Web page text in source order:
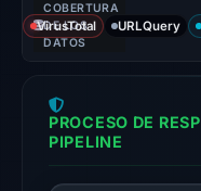
COBERTURA
DE LOS
DATOS
VirusTotal URLQuery
PROCESO DE
PIPELINE